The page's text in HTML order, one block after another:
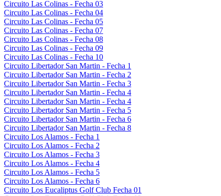
Circuito Las Colinas - Fecha 03
Circuito Las Colinas - Fecha 04
Circuito Las Colinas - Fecha 05
Circuito Las Colinas - Fecha 07
Circuito Las Colinas - Fecha 08
Circuito Las Colinas - Fecha 09
Circuito Las Colinas - Fecha 10
Circuito Libertador San Martin - Fecha 1
Circuito Libertador San Martin - Fecha 2
Circuito Libertador San Martin - Fecha 3
Circuito Libertador San Martin - Fecha 4
Circuito Libertador San Martin - Fecha 4
Circuito Libertador San Martin - Fecha 5
Circuito Libertador San Martin - Fecha 6
Circuito Libertador San Martin - Fecha 8
Circuito Los Alamos - Fecha 1
Circuito Los Alamos - Fecha 2
Circuito Los Alamos - Fecha 3
Circuito Los Alamos - Fecha 4
Circuito Los Alamos - Fecha 5
Circuito Los Alamos - Fecha 6
Circuito Los Eucaliptus Golf Club Fecha 01